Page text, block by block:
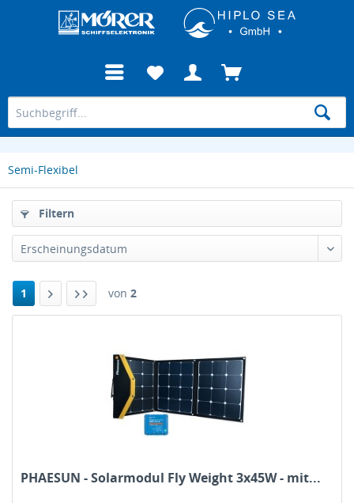
Semi-Flexibel
Filtern
1 von 2
PHAESUN - Solarmodul Fly Weight 3x45W - mit...